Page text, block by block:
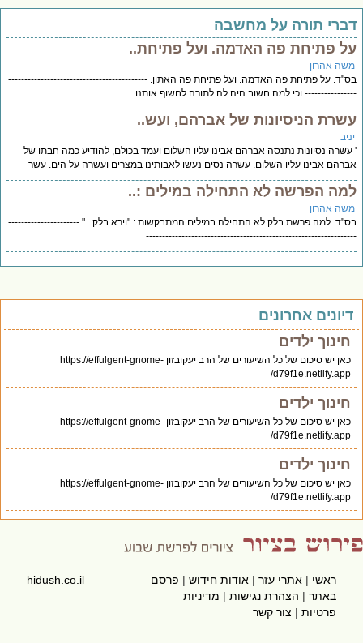
תורה על מחשבה
פתיחת פה האדמה. ועל פתיחת..
אהרון
על פתיחת פה האדמה. ועל פתיחת פה האתון. -------------------------------------------
וכי למה חשוב היה לה לתורה לחשוף אותנו
הניסיונות של אברהם, ועש..
נסיונות נתנסה אברהם אבינו עליו השלום ועמד בכולם, להודיע כמה חבתו של
אבינו עליו השלום. עשרה נסים נעשו לאבותינו במצרים ועשרה על הים. עשר
הפרשה לא התחילה במילים :..
אהרון
למה פרשת בלק לא התחילה במילים המתבקשות : "וירא בלק..." ----------------------
אחרונים
חינוך ילדים
כאן יש סיכום של כל השיעורים של הרב יעקובזון https://effulgent-gnome-
d79f1e.netlify.app/
חינוך ילדים
כאן יש סיכום של כל השיעורים של הרב יעקובזון https://effulgent-gnome-
d79f1e.netlify.app/
חינוך ילדים
כאן יש סיכום של כל השיעורים של הרב יעקובזון https://effulgent-gnome-
d79f1e.netlify.app/
ראשי|אתרי עזר|אודות חידוש|פרסם
באתר|הצהרת נגישות|מדיניות
פרטיות|צור קשר
hidush.co.il